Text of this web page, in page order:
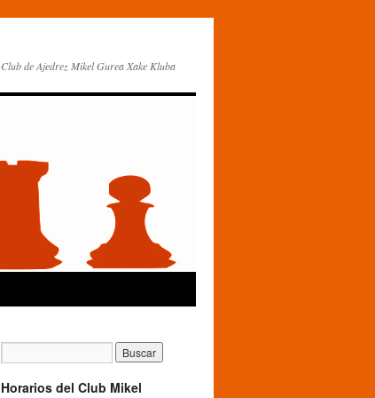
Club de Ajedrez Mikel Gurea Xake Kluba
Horarios del Club Mikel